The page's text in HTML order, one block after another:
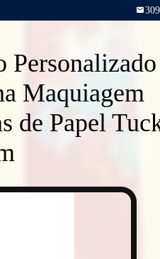
Personalizado
Maquiagem
de Papel